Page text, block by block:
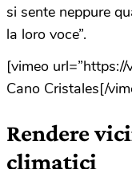
si sente neppure
la loro voce”.
[vimeo
Cano Cristales[/
Rendere
climatici